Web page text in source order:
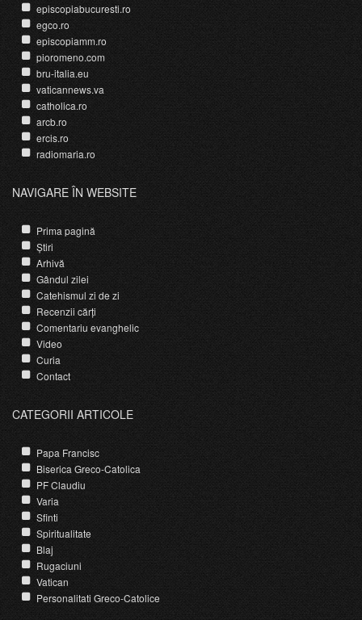
episcopiabucuresti.ro
egco.ro
episcopiamm.ro
pioromeno.com
bru-italia.eu
vaticannews.va
catholica.ro
arcb.ro
ercis.ro
radiomaria.ro
NAVIGARE ÎN WEBSITE
Prima pagină
Știri
Arhivă
Gândul zilei
Catehismul zi de zi
Recenzii cărți
Comentariu evanghelic
Video
Curia
Contact
CATEGORII ARTICOLE
Papa Francisc
Biserica Greco-Catolica
PF Claudiu
Varia
Sfinti
Spiritualitate
Blaj
Rugaciuni
Vatican
Personalitati Greco-Catolice